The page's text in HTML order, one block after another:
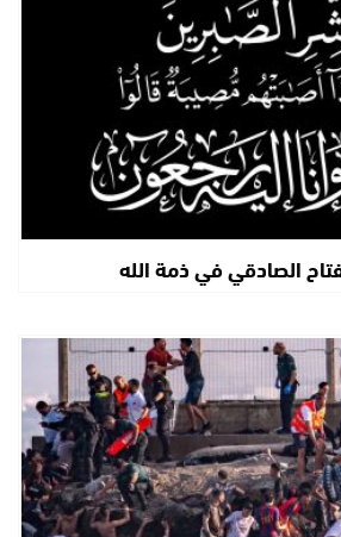
الصادقي في ذمة الله